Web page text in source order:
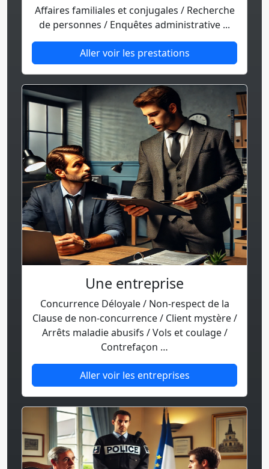
Affaires familiales et conjugales / Recherche
de personnes / Enquêtes administrative ...
Aller voir les prestations
Une entreprise
Concurrence Déloyale / Non-respect de la
Clause de non-concurrence / Client mystère /
Arrêts maladie abusifs / Vols et coulage /
Contrefaçon …
Aller voir les entreprises